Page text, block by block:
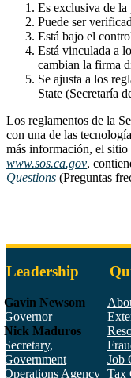
Es exclusiva de la
Puede ser
Está bajo el
Está vinculada a
cambian la firma
Se ajusta a los
State (Secretaría
Los reglamentos de la
con una de las
más información, el sitio
www.sos.ca.gov,
Questions (Preguntas
Leadership
Gavin Newsom
Governor
Nick Maduros
Secretary,
Government
Operations Agency
Job
Tax